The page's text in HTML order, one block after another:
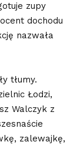
zupy
dochodu
nazwała
tłumy.
Łodzi,
Walczyk z
zalewajkę,